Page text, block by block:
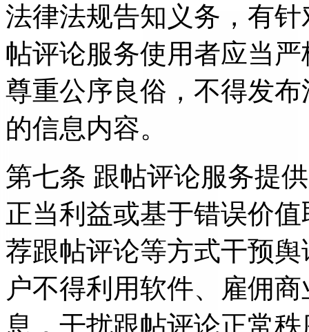
法律法规告知义务，有
帖评论服务使用者应当
尊重公序良俗，不得发
的信息内容。
第七条 跟帖评论服务提
正当利益或基于错误价
荐跟帖评论等方式干预
户不得利用软件、雇佣
息，干扰跟帖评论正常